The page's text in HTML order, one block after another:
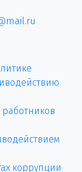
коррупции